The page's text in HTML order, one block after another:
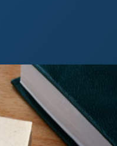
Lubbock McAllen